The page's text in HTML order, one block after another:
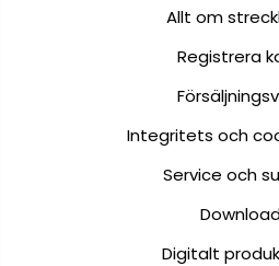
Allt om
Registrera
Integritets och
Service och
Digitalt